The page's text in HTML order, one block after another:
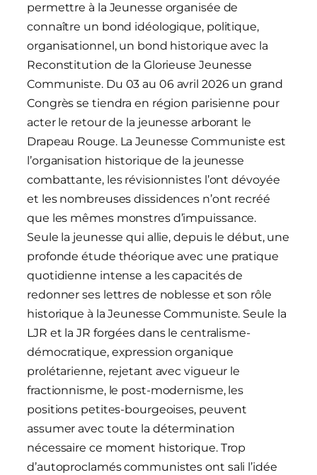
permettre à la Jeunesse organisée de
connaître un bond idéologique, politique,
organisationnel, un bond historique avec la
Reconstitution de la Glorieuse Jeunesse
Communiste. Du 03 au 06 avril 2026 un grand
Congrès se tiendra en région parisienne pour
acter le retour de la jeunesse arborant le
Drapeau Rouge. La Jeunesse Communiste est
l’organisation historique de la jeunesse
combattante, les révisionnistes l’ont dévoyée
et les nombreuses dissidences n’ont recréé
que les mêmes monstres d’impuissance.
Seule la jeunesse qui allie, depuis le début, une
profonde étude théorique avec une pratique
quotidienne intense a les capacités de
redonner ses lettres de noblesse et son rôle
historique à la Jeunesse Communiste. Seule la
LJR et la JR forgées dans le centralisme-
démocratique, expression organique
prolétarienne, rejetant avec vigueur le
fractionnisme, le post-modernisme, les
positions petites-bourgeoises, peuvent
assumer avec toute la détermination
nécessaire ce moment historique. Trop
d’autoproclamés communistes ont sali l’idée